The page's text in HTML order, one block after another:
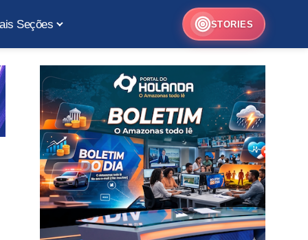
Seções STORIES